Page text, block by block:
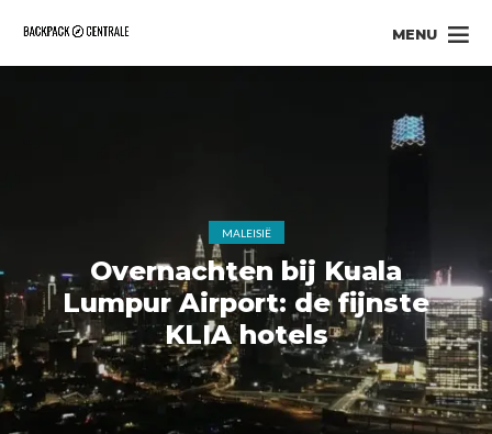
MENU
MALEISIË
Overnachten bij Kuala
Lumpur Airport: de fijnste
KLIA hotels